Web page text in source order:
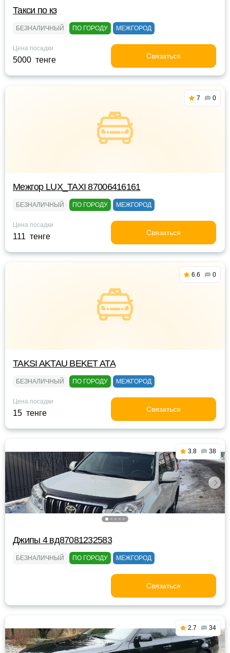
Такси по кз
БЕЗНАЛИЧНЫЙ ПО ГОРОДУ МЕЖГОРОД
Цена посадки
5000 тенге Связаться
7 0
Межгор LUX_TAXI 87006416161
БЕЗНАЛИЧНЫЙ ПО ГОРОДУ МЕЖГОРОД
Цена посадки
111 тенге Связаться
6.6 0
TAKSI AKTAU BEKET ATA
БЕЗНАЛИЧНЫЙ ПО ГОРОДУ МЕЖГОРОД
Цена посадки
15 тенге Связаться
3.8 38
Джипы 4 вд87081232583
БЕЗНАЛИЧНЫЙ ПО ГОРОДУ МЕЖГОРОД
Связаться
2.7 34